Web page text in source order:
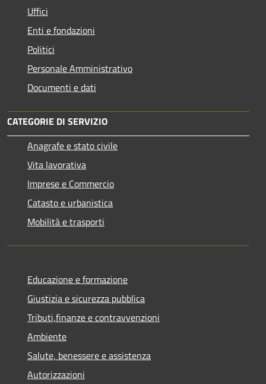
Uffici
Enti e fondazioni
Politici
Personale Amministrativo
Documenti e dati
CATEGORIE DI SERVIZIO
Anagrafe e stato civile
Vita lavorativa
Imprese e Commercio
Catasto e urbanistica
Mobilità e trasporti
Educazione e formazione
Giustizia e sicurezza pubblica
Tributi,finanze e contravvenzioni
Ambiente
Salute, benessere e assistenza
Autorizzazioni